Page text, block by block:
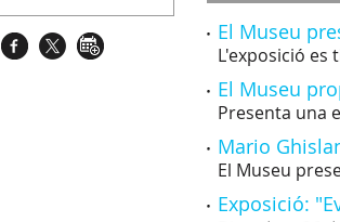
El Museu
L'exposició es
El Museu
Presenta una
Mario
El Museu
Exposició: